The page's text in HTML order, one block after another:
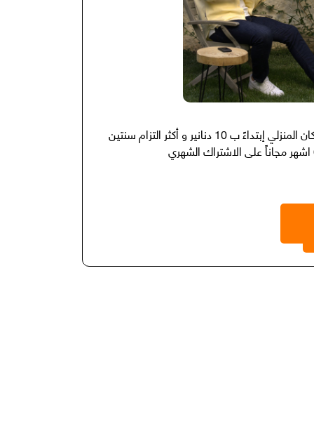
إشترك بعروض 4G نت وين ما كان المنزلي إبتداءً ب 10 دنانير و أكثر التزام سنتين